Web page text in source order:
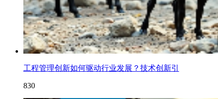
工程管理创新如何驱动行业发展？技术创新引
830